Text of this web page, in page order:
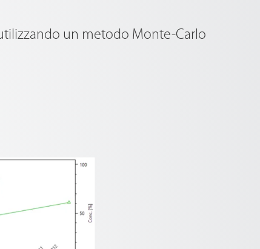
un metodo Monte-Carlo